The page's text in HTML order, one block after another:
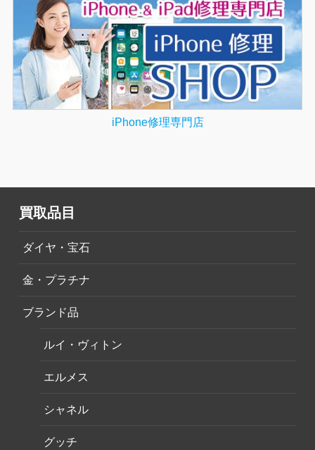
iPhone修理専門店
買取品目
ダイヤ・宝石
金・プラチナ
ブランド品
ルイ・ヴィトン
エルメス
シャネル
グッチ